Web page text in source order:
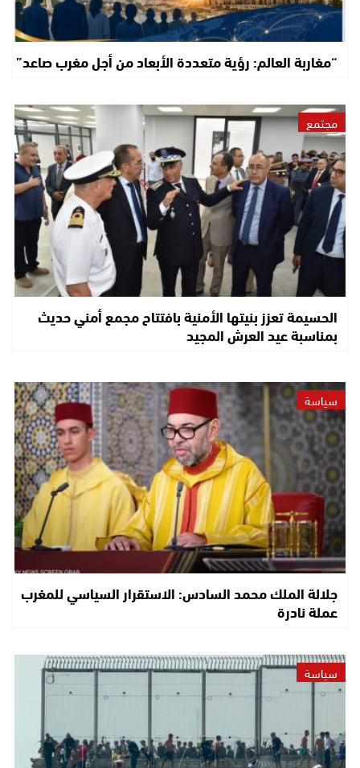
“مغاربة العالم: رؤية متعددة الأبعاد من أجل مغرب صاعد”
مجتمع
الحسيمة تعزز بنيتها الأمنية بافتتاح مجمع أمني حديث
بمناسبة عيد العرش المجيد
سياسة
جلالة الملك محمد السادس: الاستقرار السياسي للمغرب
عملة نادرة
سياسة